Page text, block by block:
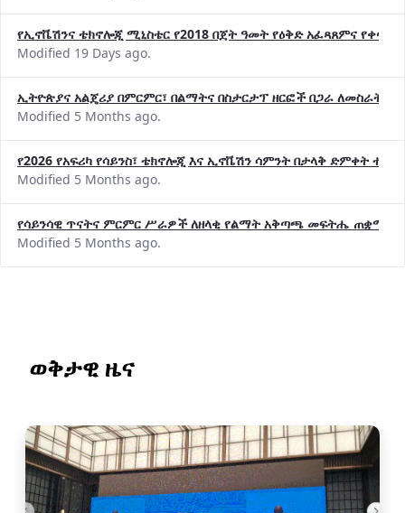
የኢኖቬሽንና ቴክኖሎጂ ሚኒስቴር የ2018 በጀት ዓመት የዕቅድ አፈጻጸምና
Modified 19 Days ago.
ኢትዮጵያና አልጄሪያ በምርምር፣ በልማትና በስታርታፕ ዘርፎች በጋራ ለመስራት
Modified 5 Months ago.
የ2026 የአፍሪካ የሳይንስ፣ ቴክኖሎጂ እና ኢኖቬሽን ሳምንት በታላቅ ድምቀት
Modified 5 Months ago.
የሳይንሳዊ ጥናትና ምርምር ሥራዎች ለዘላቂ የልማት አቅጣጫ መፍትሔ ጠቋሚ
Modified 5 Months ago.
ወቅታዊ ዜና